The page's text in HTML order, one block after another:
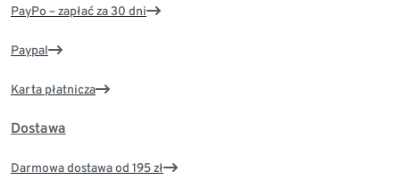
PayPo – zapłać za 30 dni
Paypal
Karta płatnicza
Dostawa
Darmowa dostawa od 195 zł